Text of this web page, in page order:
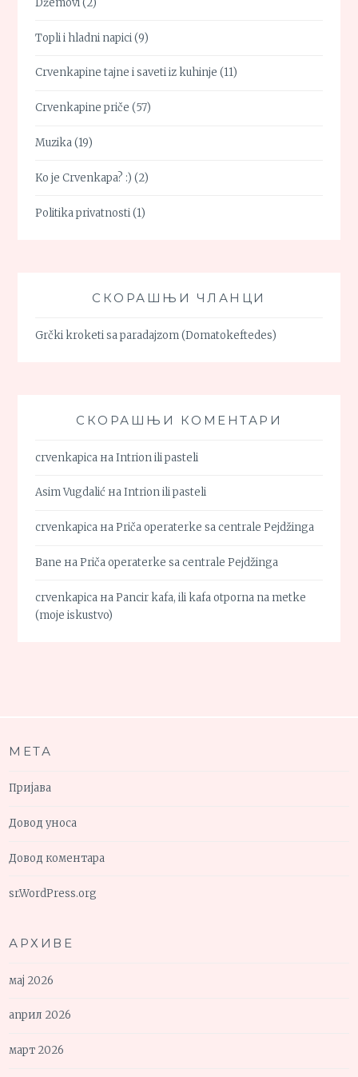
Topli i hladni napici(9)
Crvenkapine tajne i saveti iz kuhinje (11)
Crvenkapine priče (57)
Muzika(19)
Ko je Crvenkapa? :) (2)
Politika privatnosti(1)
СКОРАШЊИ ЧЛАНЦИ
Grčki kroketi sa paradajzom (Domatokeftedes)
СКОРАШЊИ КОМЕНТАРИ
crvenkapica наIntrion ili pasteli
Asim Vugdalić наIntrion ili pasteli
crvenkapica наPriča operaterke sa centrale Pejdžinga
Bane наPriča operaterke sa centrale Pejdžinga
crvenkapica наPancir kafa, ili kafa otporna na metke
(moje iskustvo)
МЕТА
Пријава
Довод уноса
Довод коментара
sr.WordPress.org
АРХИВЕ
мај 2026
април 2026
март 2026